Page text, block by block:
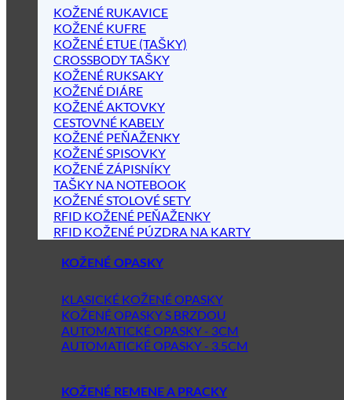
KOŽENÉ RUKAVICE
KOŽENÉ KUFRE
KOŽENÉ ETUE (TAŠKY)
CROSSBODY TAŠKY
KOŽENÉ RUKSAKY
KOŽENÉ DIÁRE
KOŽENÉ AKTOVKY
CESTOVNÉ KABELY
KOŽENÉ PEŇAŽENKY
KOŽENÉ SPISOVKY
KOŽENÉ ZÁPISNÍKY
TAŠKY NA NOTEBOOK
KOŽENÉ STOLOVÉ SETY
RFID KOŽENÉ PEŇAŽENKY
RFID KOŽENÉ PÚZDRA NA KARTY
KOŽENÉ OPASKY
KLASICKÉ KOŽENÉ OPASKY
KOŽENÉ OPASKY S BRZDOU
AUTOMATICKÉ OPASKY - 3CM
AUTOMATICKÉ OPASKY - 3.5CM
KOŽENÉ REMENE A PRACKY